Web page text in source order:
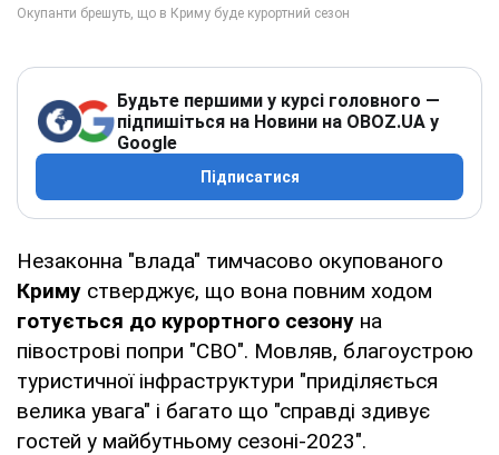
Будьте першими у курсі головного —
підпишіться на Новини на OBOZ.UA у
Google
Підписатися
Незаконна "влада" тимчасово окупованого
Криму стверджує, що вона повним ходом
готується до курортного сезону на
півострові попри "СВО". Мовляв, благоустрою
туристичної інфраструктури "приділяється
велика увага" і багато що "справді здивує
гостей у майбутньому сезоні-2023".